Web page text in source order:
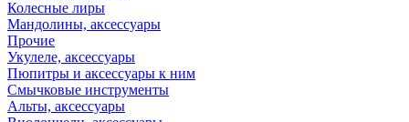
Колесные лиры
Мандолины, аксессуары
Прочие
Укулеле, аксессуары
Пюпитры и аксессуары к ним
Смычковые инструменты
Альты, аксессуары